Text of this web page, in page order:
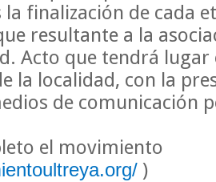
finalización de cada
resultante a la
Acto que tendrá
la localidad, con la
de comunicación
el movimiento
)